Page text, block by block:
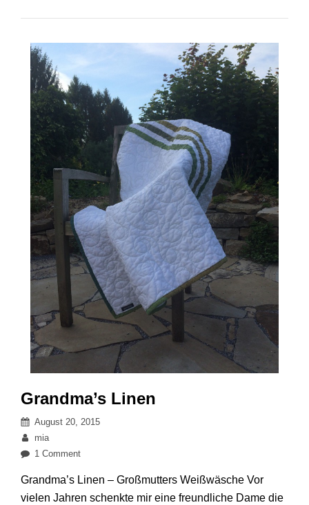
Grandma’s Linen
Posted
on
August 20, 2015
By
mia
1 Commenton
Linen
Grandma’s Linen – Großmutters Weißwäsche Vor
vielen Jahren schenkte mir eine freundliche Dame die